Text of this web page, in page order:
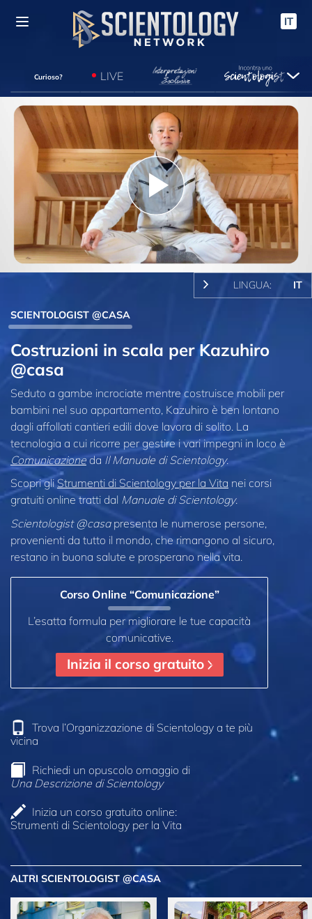
IT
Curioso? LIVE
Play
Video
LINGUA: IT
SCIENTOLOGIST @CASA
Costruzioni in scala per Kazuhiro
@casa
Seduto a gambe incrociate mentre costruisce mobili per
bambini nel suo appartamento, Kazuhiro è ben lontano
dagli affollati cantieri edili dove lavora di solito. La
tecnologia a cui ricorre per gestire i vari impegni in loco è
ComunicazionedaIl Manuale di Scientology.
Scopri gli Strumenti di Scientology per la Vita nei corsi
gratuiti online tratti dal Manuale di Scientology.
Scientologist @casapresenta le numerose persone,
provenienti da tutto il mondo, che rimangono al sicuro,
restano in buona salute e prosperano nella vita.
Corso Online “Comunicazione”
L’esatta formula per migliorare le tue capacità
comunicative.
Inizia il corso gratuito
Trova l’Organizzazione di Scientology a te più
vicina
Richiedi un opuscolo omaggio di
Una Descrizione di Scientology
Inizia un corso gratuito online:
Strumenti di Scientology per la Vita
ALTRI SCIENTOLOGIST @CASA